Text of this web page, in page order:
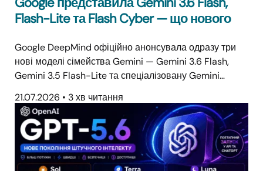
Flash-Lite та Flash Cyber — що нового
Google DeepMind офіційно анонсувала одразу три
нові моделі сімейства Gemini — Gemini 3.6 Flash,
Gemini 3.5 Flash-Lite та спеціалізовану Gemini…
21.07.2026 • 3 хв читання